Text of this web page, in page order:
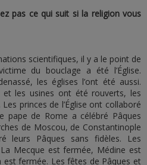
pas ce qui suit si la religion vous
scientifiques, il y a le point de
du bouclage a été l’Église.
les églises l’ont été aussi.
et les usines ont été rouverts, les
princes de l’Église ont collaboré
pape de Rome a célébré Pâques
de Moscou, de Constantinople
leurs Pâques sans fidèles. Les
Mecque est fermée, Médine est
est fermée. Les fêtes de Pâques et